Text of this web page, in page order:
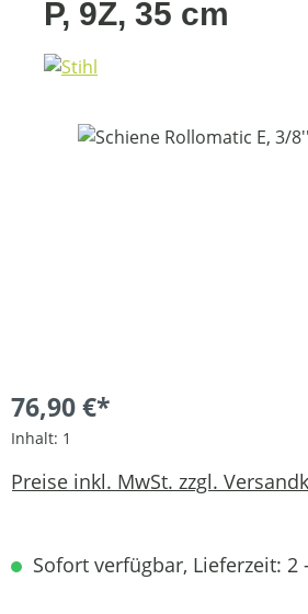
P, 9Z, 35 cm
Bildergalerie überspringen
76,90 €*
Inhalt: 1
Preise inkl. MwSt. zzgl.
Sofort verfügbar, Lieferzeit: 2